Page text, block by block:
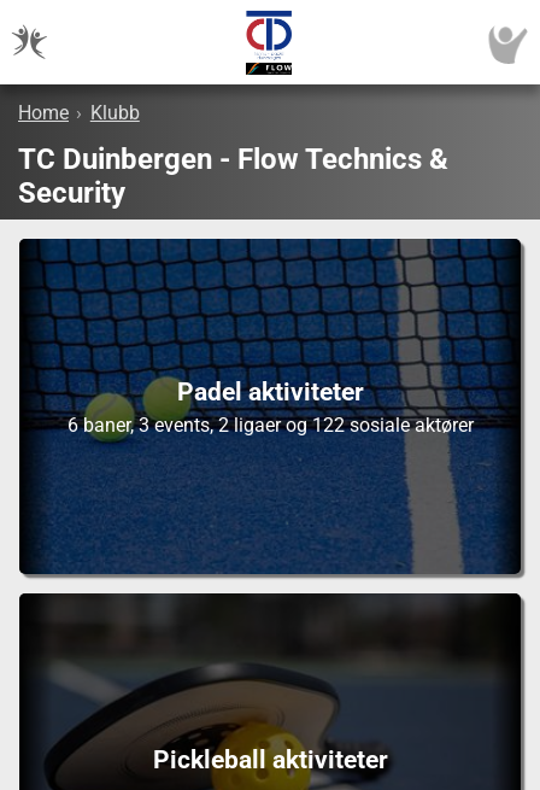
Home › Klubb
TC Duinbergen - Flow Technics &
Security
Padel aktiviteter
6 baner, 3 events, 2 ligaer og 122 sosiale aktører
Pickleball aktiviteter